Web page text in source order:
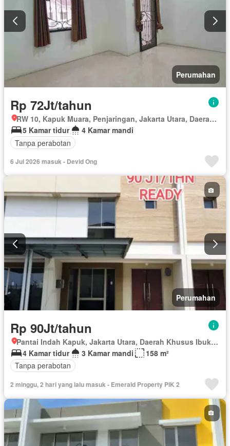
Perumahan
Rp 72Jt/tahun
RW 10, Kapuk Muara, Penjaringan, Jakarta Utara, Daerah Khusus Ibukota Jakarta
5 Kamar tidur
4 Kamar mandi
Tanpa perabotan
6 Jul 2026 masuk - Devid Ong
Perumahan
Rp 90Jt/tahun
Pantai Indah Kapuk, Jakarta Utara, Daerah Khusus Ibukota Jakarta
4 Kamar tidur
3 Kamar mandi
158 m²
Tanpa perabotan
2 minggu, 2 hari yang lalu masuk - Emerald Property PIK 2